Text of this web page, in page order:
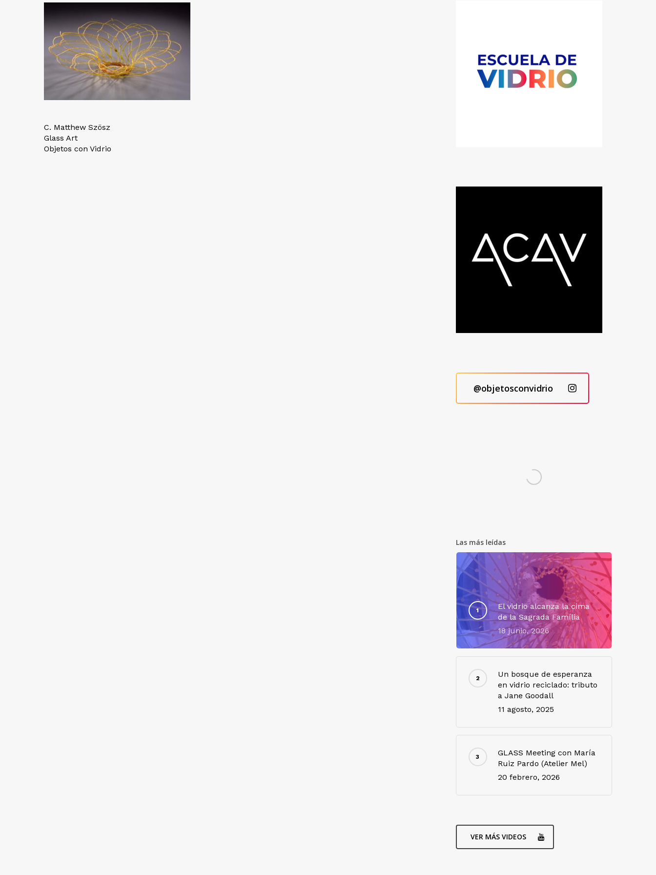
C. Matthew Szösz
Glass Art
Objetos con Vidrio
@objetosconvidrio
Las más leídas
El vidrio alcanza la cima
de la Sagrada Família
18 junio, 2026
Un bosque de esperanza
en vidrio reciclado: tributo
a Jane Goodall
11 agosto, 2025
GLASS Meeting con María
Ruiz Pardo (Atelier Mel)
20 febrero, 2026
VER MÁS VIDEOS